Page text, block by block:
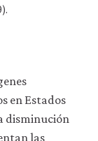
en Estados
disminución
las